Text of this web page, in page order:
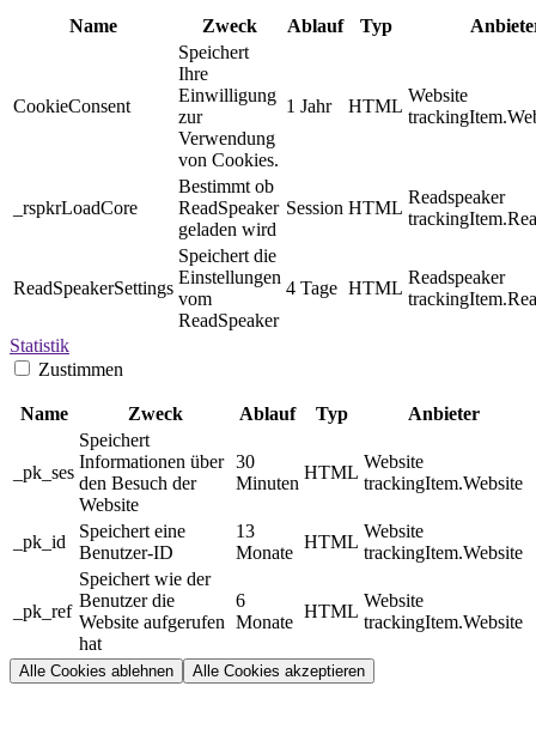
Name Zweck Ablauf Typ
CookieConsent
Speichert
Ihre
Einwilligung
zur
Verwendung
von Cookies.
1 Jahr HTML
Website
_rspkrLoadCore
Bestimmt ob
ReadSpeaker
geladen wird
Session HTML
Readspeaker
ReadSpeakerSettings
Speichert die
Einstellungen
vom
ReadSpeaker
4 Tage HTML
Readspeaker
Statistik
Zustimmen
Name Zweck Ablauf Typ Anbieter
_pk_ses
Speichert
Informationen über
den Besuch der
Website
30
Minuten
HTML
Website
trackingItem.Website
_pk_id
Speichert eine
Benutzer-ID
13
Monate
HTML
Website
trackingItem.Website
_pk_ref
Speichert wie der
Benutzer die
Website aufgerufen
hat
6
Monate
HTML
Website
trackingItem.Website
Alle Cookies ablehnen Alle Cookies akzeptieren